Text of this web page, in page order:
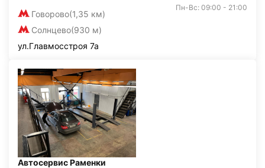
Говорово(1,35 км)
Солнцево(930 м)
Пн-Вс: 09:00 - 21:00
ул.Главмосстроя 7а
Автосервис Раменки